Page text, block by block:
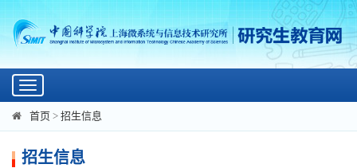
Toggle
navigation
首页 > 招生信息
招生信息